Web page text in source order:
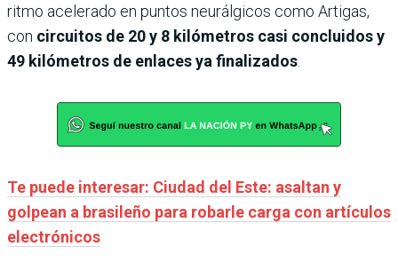
ritmo acelerado en puntos neurálgicos como Artigas,
con circuitos de 20 y 8 kilómetros casi concluidos y
49 kilómetros de enlaces ya finalizados
Te puede interesar: Ciudad del Este: asaltan y
golpean a brasileño para robarle carga con artículos
electrónicos